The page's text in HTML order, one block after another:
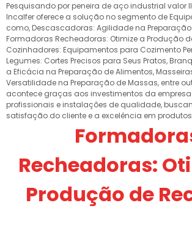
Pesquisando por peneira de aço industrial valor
Incalfer oferece a solução no segmento de
como, Descascadoras: Agilidade na
Formadoras Recheadoras: Otimize a Produção
Cozinhadores: Equipamentos para Cozimento
Legumes: Cortes Precisos para Seus Pratos,
a Eficácia na Preparação de Alimentos,
Versatilidade na Preparação de Massas, entre
acontece graças aos investimentos da
profissionais e instalações de qualidade,
satisfação do cliente e a excelência em
Recheadoras:
Produção de